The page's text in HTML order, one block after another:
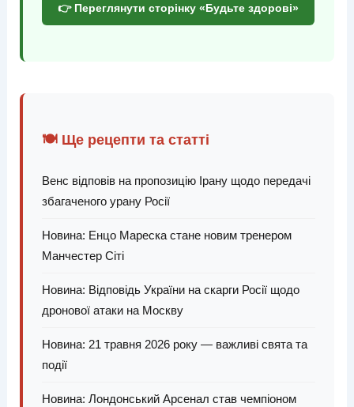
👉 Переглянути сторінку «Будьте здорові»
🍽️ Ще рецепти та статті
Венс відповів на пропозицію Ірану щодо передачі
збагаченого урану Росії
Новина: Енцо Мареска стане новим тренером
Манчестер Сіті
Новина: Відповідь України на скарги Росії щодо
дронової атаки на Москву
Новина: 21 травня 2026 року — важливі свята та
події
Новина: Лондонський Арсенал став чемпіоном